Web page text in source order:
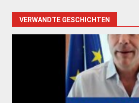
VERWANDTE GESCHICHTEN